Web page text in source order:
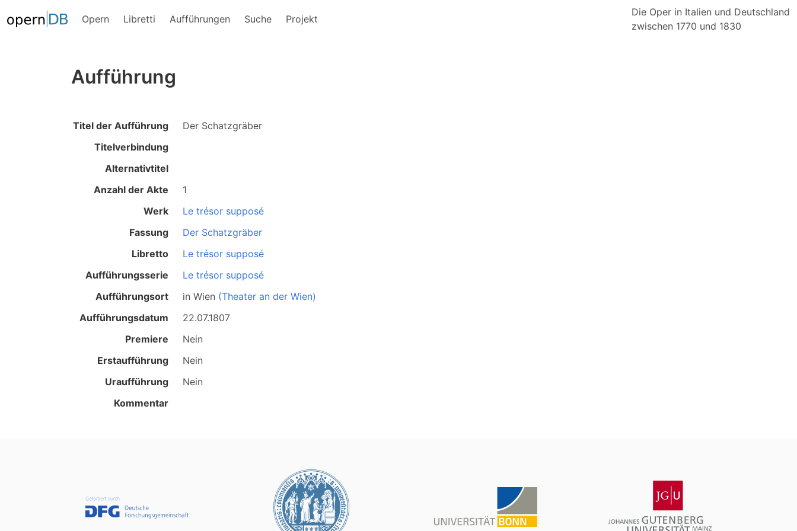
Opern Libretti Aufführungen Suche Projekt
Die Oper in Italien und Deutschland
zwischen 1770 und 1830
Aufführung
Titel der Aufführung
Der Schatzgräber
Titelverbindung
Alternativtitel
Anzahl der Akte
1
Werk
Le trésor supposé
Fassung
Der Schatzgräber
Libretto
Le trésor supposé
Aufführungsserie
Le trésor supposé
Aufführungsort
in Wien (Theater an der Wien)
Aufführungsdatum
22.07.1807
Premiere
Nein
Erstaufführung
Nein
Uraufführung
Nein
Kommentar